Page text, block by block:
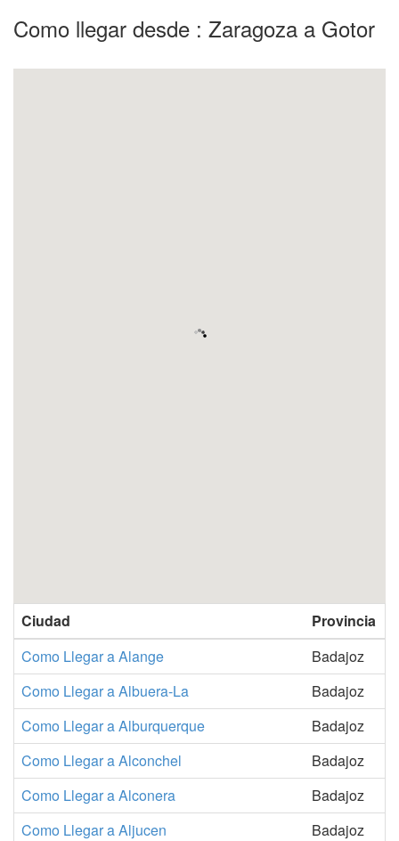
Como llegar desde : Zaragoza a Gotor
Ciudad
Provincia
Como Llegar a Alange
Badajoz
Como Llegar a Albuera-La
Badajoz
Como Llegar a Alburquerque
Badajoz
Como Llegar a Alconchel
Badajoz
Como Llegar a Alconera
Badajoz
Como Llegar a Aljucen
Badajoz